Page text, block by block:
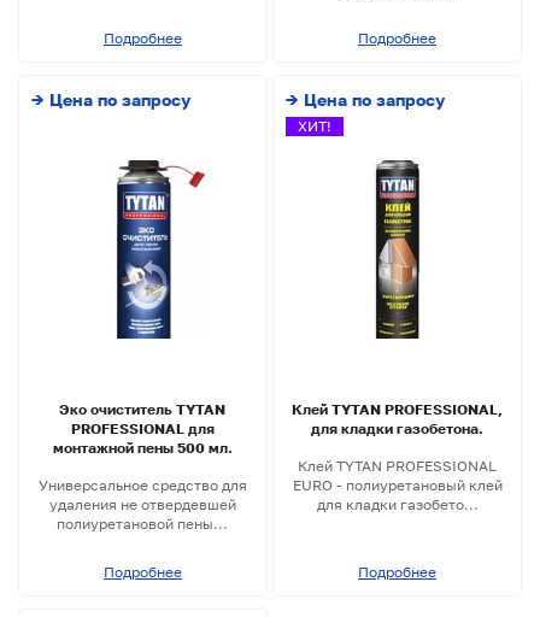
Подробнее Подробнее
→ Цена по запросу
Эко очиститель TYTAN
PROFESSIONAL для
монтажной пены 500 мл.
Универсальное средство для
удаления не отвердевшей
полиуретановой пены...
Подробнее
→ Цена по запросу
ХИТ!
Клей TYTAN PROFESSIONAL,
для кладки газобетона.
Клей TYTAN PROFESSIONAL
EURO - полиуретановый клей
для кладки газобето...
Подробнее